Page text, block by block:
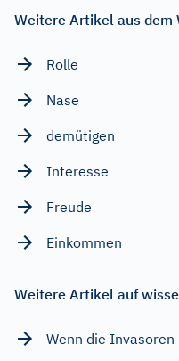
Weitere Artikel aus dem
Rolle
Nase
demütigen
Interesse
Freude
Einkommen
Weitere Artikel auf
Wenn die Invasoren